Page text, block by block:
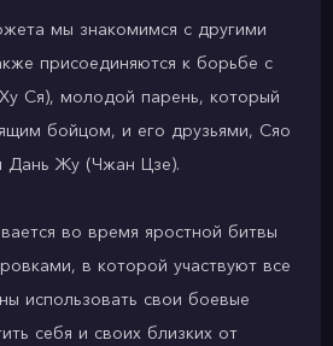
мы знакомимся с другими
присоединяются к борьбе с
Ся), молодой парень, который
бойцом, и его друзьями, Сяо
Жу (Чжан Цзе).
во время яростной битвы
в которой участвуют все
использовать свои боевые
себя и своих близких от